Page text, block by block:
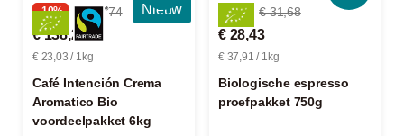
Nieuw
-10% € 154,74
€ 138,20
€ 23,03 / 1kg
Café Intención Crema
Aromatico Bio
voordeelpakket 6kg
-10% € 31,68
€ 28,43
€ 37,91 / 1kg
Biologische espresso
proefpakket 750g